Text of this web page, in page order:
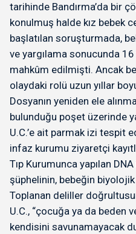
tarihinde Bandırma’da bir
konulmuş halde kız bebek
başlatılan soruşturmada,
ve yargılama sonucunda 16
mahkûm edilmişti. Ancak
olaydaki rolü uzun yıllar
Dosyanın yeniden ele
bulunduğu poşet üzerinde
U.C.’e ait parmak izi tespit
infaz kurumu ziyaretçi
Tıp Kurumunca yapılan
şüphelinin, bebeğin
Toplanan deliller
U.C., “çocuğa ya da beden
kendisini savunamayacak